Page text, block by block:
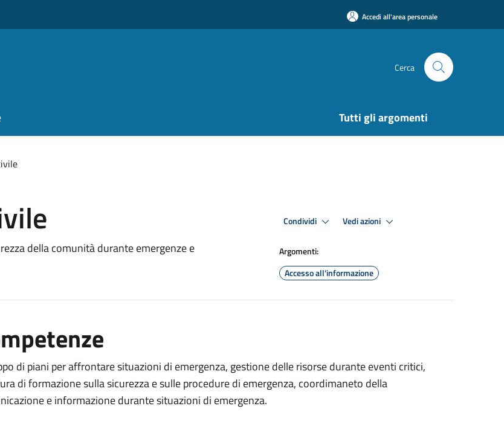
Accedi all'area personale
Cerca
Tutti gli argomenti
della comunità durante emergenze e
Condividi Vedi azioni
Argomenti:
Accesso all'informazione
di piani per affrontare situazioni di emergenza, gestione delle risorse durante eventi critici,
di formazione sulla sicurezza e sulle procedure di emergenza, coordimaneto della
e informazione durante situazioni di emergenza.